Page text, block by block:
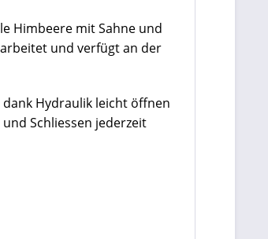
Himbeere mit Sahne und
und verfügt an der
Hydraulik leicht öffnen
Schliessen jederzeit